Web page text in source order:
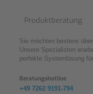
Produktberatung
Sie möchten bestens
Unsere Spezialisten
perfekte Systemlösung
Beratungshotline
+49 7262 9191-794